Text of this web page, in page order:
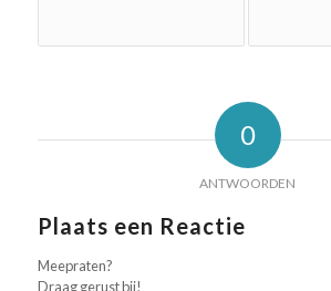
0
ANTWOORDEN
Plaats een Reactie
Meepraten?
Draag gerust bij!